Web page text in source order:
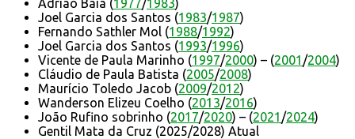
Adrião Baia (1977/1983)
Joel Garcia dos Santos (1983/1987)
Fernando Sathler Mol (1988/1992)
Joel Garcia dos Santos (1993/1996)
Vicente de Paula Marinho (1997/2000) – (2001 /2004)
Cláudio de Paula Batista (2005/2008)
Maurício Toledo Jacob (2009/2012)
Wanderson Elizeu Coelho (2013/2016)
João Rufino sobrinho (2017/2020) – (2021 /2024)
Gentil Mata da Cruz (2025/2028) Atual